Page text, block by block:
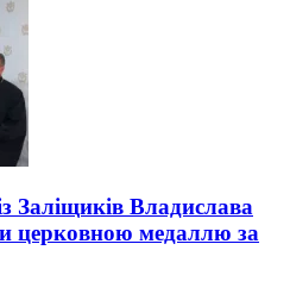
Заліщиків Владислава
церковною медаллю за